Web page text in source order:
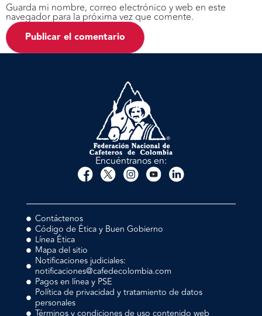
Guarda mi nombre, correo electrónico y web en este
navegador para la próxima vez que comente.
Encuéntranos en:
Contáctenos
Código de Ética y Buen Gobierno
Línea Ética
Mapa del sitio
Notificaciones judiciales:
notificaciones@cafedecolombia.com
Pagos en línea y PSE
Política de privacidad y tratamiento de datos
personales
Términos y condiciones de uso contenido web